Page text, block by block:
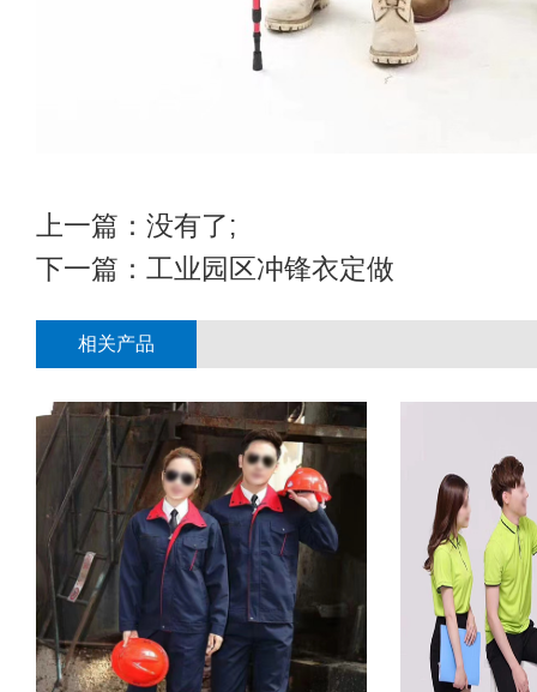
上一篇：没有了;
下一篇： 工业园区冲锋衣定做
相关产品